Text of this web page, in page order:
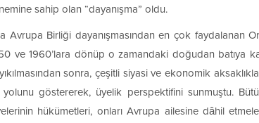
sahip olan “dayanışma” oldu.
Avrupa Birliği dayanışmasından en çok faydalanan
ve 1960’lara dönüp o zamandaki doğudan batıya
yıkılmasından sonra, çeşitli siyasi ve ekonomik
yolunu göstererek, üyelik perspektifini sunmuştu.
hükümetleri, onları Avrupa ailesine dâhil